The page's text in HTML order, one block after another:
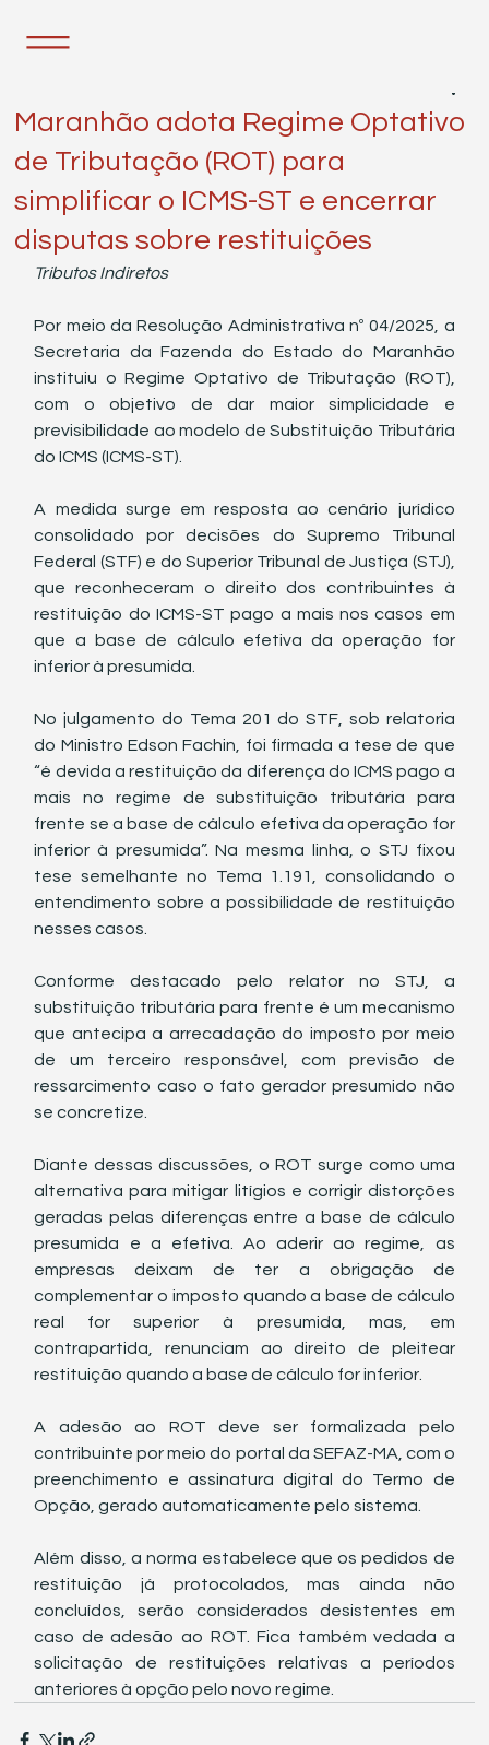
Maranhão adota Regime Optativo
de Tributação (ROT) para
simplificar o ICMS-ST e encerrar
disputas sobre restituições
Tributos Indiretos
Por meio da Resolução Administrativa nº 04/2025, a
Secretaria da Fazenda do Estado do Maranhão
instituiu o Regime Optativo de Tributação (ROT),
com o objetivo de dar maior simplicidade e
previsibilidade ao modelo de Substituição Tributária
do ICMS (ICMS-ST).
A medida surge em resposta ao cenário jurídico
consolidado por decisões do Supremo Tribunal
Federal (STF) e do Superior Tribunal de Justiça (STJ),
que reconheceram o direito dos contribuintes à
restituição do ICMS-ST pago a mais nos casos em
que a base de cálculo efetiva da operação for
inferior à presumida.
No julgamento do Tema 201 do STF, sob relatoria
do Ministro Edson Fachin, foi firmada a tese de que
“é devida a restituição da diferença do ICMS pago a
mais no regime de substituição tributária para
frente se a base de cálculo efetiva da operação for
inferior à presumida”. Na mesma linha, o STJ fixou
tese semelhante no Tema 1.191, consolidando o
entendimento sobre a possibilidade de restituição
nesses casos.
Conforme destacado pelo relator no STJ, a
substituição tributária para frente é um mecanismo
que antecipa a arrecadação do imposto por meio
de um terceiro responsável, com previsão de
ressarcimento caso o fato gerador presumido não
se concretize.
Diante dessas discussões, o ROT surge como uma
alternativa para mitigar litígios e corrigir distorções
geradas pelas diferenças entre a base de cálculo
presumida e a efetiva. Ao aderir ao regime, as
empresas deixam de ter a obrigação de
complementar o imposto quando a base de cálculo
real for superior à presumida, mas, em
contrapartida, renunciam ao direito de pleitear
restituição quando a base de cálculo for inferior.
A adesão ao ROT deve ser formalizada pelo
contribuinte por meio do portal da SEFAZ-MA, com o
preenchimento e assinatura digital do Termo de
Opção, gerado automaticamente pelo sistema.
Além disso, a norma estabelece que os pedidos de
restituição já protocolados, mas ainda não
concluídos, serão considerados desistentes em
caso de adesão ao ROT. Fica também vedada a
solicitação de restituições relativas a períodos
anteriores à opção pelo novo regime.